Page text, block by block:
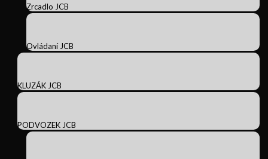
Zrcadlo JCB
Ovládaní JCB
KLUZÁK JCB
PODVOZEK JCB